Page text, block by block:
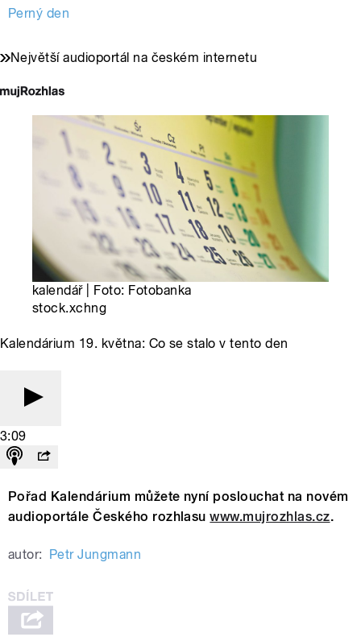
Perný den
Největší audioportál na českém internetu
kalendář | Foto: Fotobanka
stock.xchng
Kalendárium 19. května: Co se stalo v tento den
3:09
Pořad Kalendárium můžete nyní poslouchat na novém
audioportále Českého rozhlasuwww.mujrozhlas.cz.
autor: Petr Jungmann